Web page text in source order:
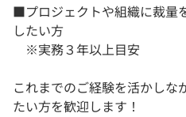
■プロジェクトや組織に裁量
したい方
※実務３年以上目安
これまでのご経験を活かしな
たい方を歓迎します！